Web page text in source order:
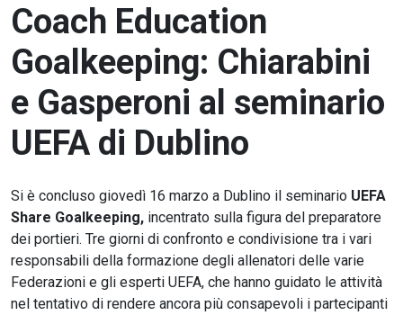
Coach Education
Goalkeeping: Chiarabini
e Gasperoni al seminario
UEFA di Dublino
Si è concluso giovedì 16 marzo a Dublino il seminario UEFA
Share Goalkeeping, incentrato sulla figura del preparatore
dei portieri. Tre giorni di confronto e condivisione tra i vari
responsabili della formazione degli allenatori delle varie
Federazioni e gli esperti UEFA, che hanno guidato le attività
nel tentativo di rendere ancora più consapevoli i partecipanti